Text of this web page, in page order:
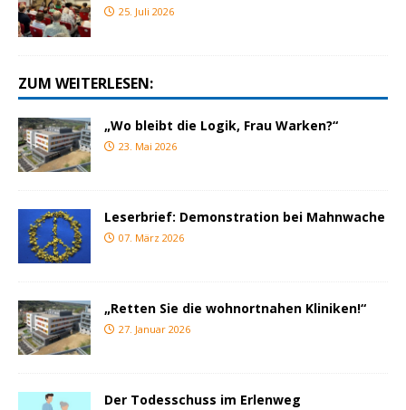
25. Juli 2026
ZUM WEITERLESEN:
„Wo bleibt die Logik, Frau Warken?“
23. Mai 2026
Leserbrief: Demonstration bei Mahnwache
07. März 2026
„Retten Sie die wohnortnahen Kliniken!“
27. Januar 2026
Der Todesschuss im Erlenweg